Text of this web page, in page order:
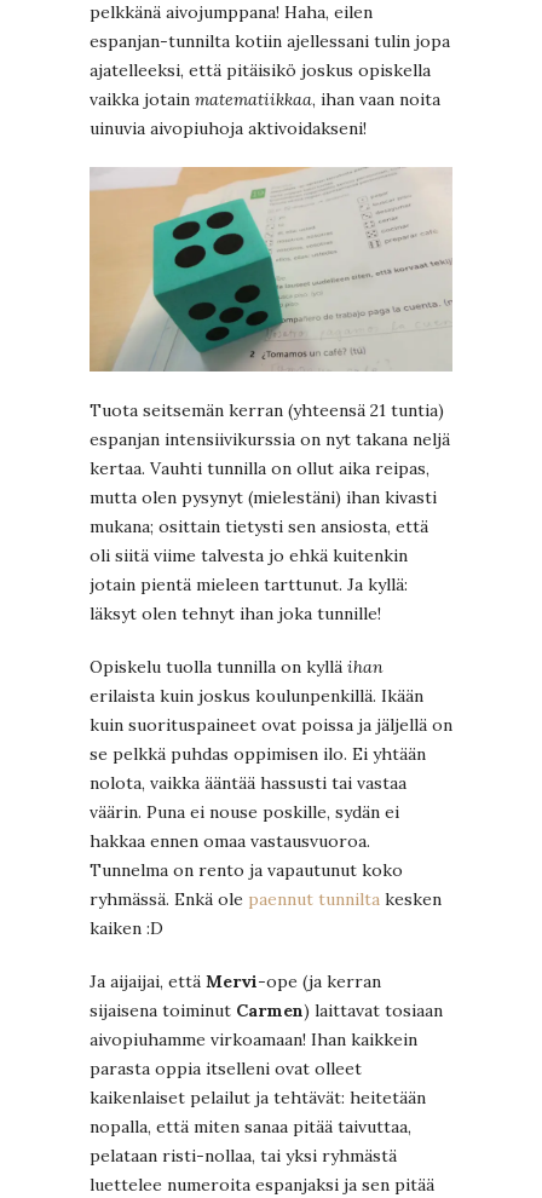
pelkkänä aivojumppana! Haha, eilen
espanjan-tunnilta kotiin ajellessani tulin jopa
ajatelleeksi, että pitäisikö joskus opiskella
vaikka jotain matematiikkaa, ihan vaan noita
uinuvia aivopiuhoja aktivoidakseni!
Tuota seitsemän kerran (yhteensä 21 tuntia)
espanjan intensiivikurssia on nyt takana neljä
kertaa. Vauhti tunnilla on ollut aika reipas,
mutta olen pysynyt (mielestäni) ihan kivasti
mukana; osittain tietysti sen ansiosta, että
oli siitä viime talvesta jo ehkä kuitenkin
jotain pientä mieleen tarttunut. Ja kyllä:
läksyt olen tehnyt ihan joka tunnille!
Opiskelu tuolla tunnilla on kyllä ihan
erilaista kuin joskus koulunpenkillä. Ikään
kuin suorituspaineet ovat poissa ja jäljellä on
se pelkkä puhdas oppimisen ilo. Ei yhtään
nolota, vaikka ääntää hassusti tai vastaa
väärin. Puna ei nouse poskille, sydän ei
hakkaa ennen omaa vastausvuoroa.
Tunnelma on rento ja vapautunut koko
ryhmässä. Enkä ole paennut tunnilta kesken
kaiken :D
Ja aijaijai, että Mervi-ope (ja kerran
sijaisena toiminut Carmen) laittavat tosiaan
aivopiuhamme virkoamaan! Ihan kaikkein
parasta oppia itselleni ovat olleet
kaikenlaiset pelailut ja tehtävät: heitetään
nopalla, että miten sanaa pitää taivuttaa,
pelataan risti-nollaa, tai yksi ryhmästä
luettelee numeroita espanjaksi ja sen pitää